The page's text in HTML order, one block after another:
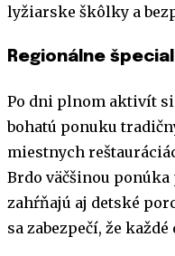
lyžiarske škôlky a
Regionálne
Po dni plnom aktivít
bohatú ponuku
miestnych
Brdo väčšinou
zahŕňajú aj detské
sa zabezpečí, že